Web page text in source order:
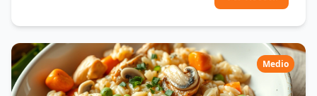
Medio